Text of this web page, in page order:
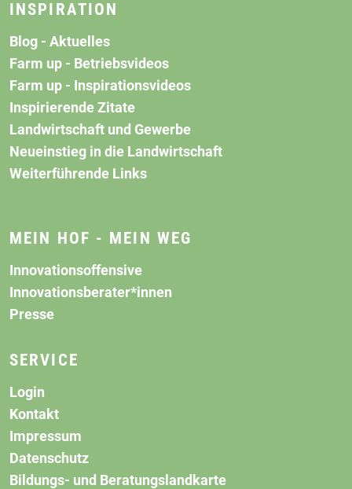
INSPIRATION
Blog - Aktuelles
Farm up - Betriebsvideos
Farm up - Inspirationsvideos
Inspirierende Zitate
Landwirtschaft und Gewerbe
Neueinstieg in die Landwirtschaft
Weiterführende Links
MEIN HOF - MEIN WEG
Innovationsoffensive
Innovationsberater*innen
Presse
SERVICE
Login
Kontakt
Impressum
Datenschutz
Bildungs- und Beratungslandkarte